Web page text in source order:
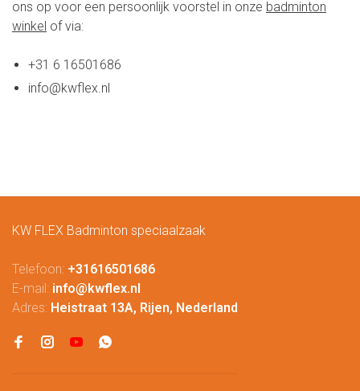
ons op voor een persoonlijk voorstel in onze badminton
winkel of via:
+31 6 16501686
info@kwflex.nl
KW FLEX Badminton speciaalzaak
Telefoon: +31616501686
E-mail: info@kwflex.nl
Adres: Heistraat 13A, Rijen, Nederland